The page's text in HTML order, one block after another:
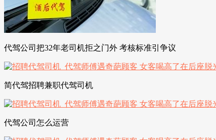
代驾公司把32年老司机拒之门外 考核标准引争议
简代驾招聘兼职代驾司机
代驾公司怎么运营